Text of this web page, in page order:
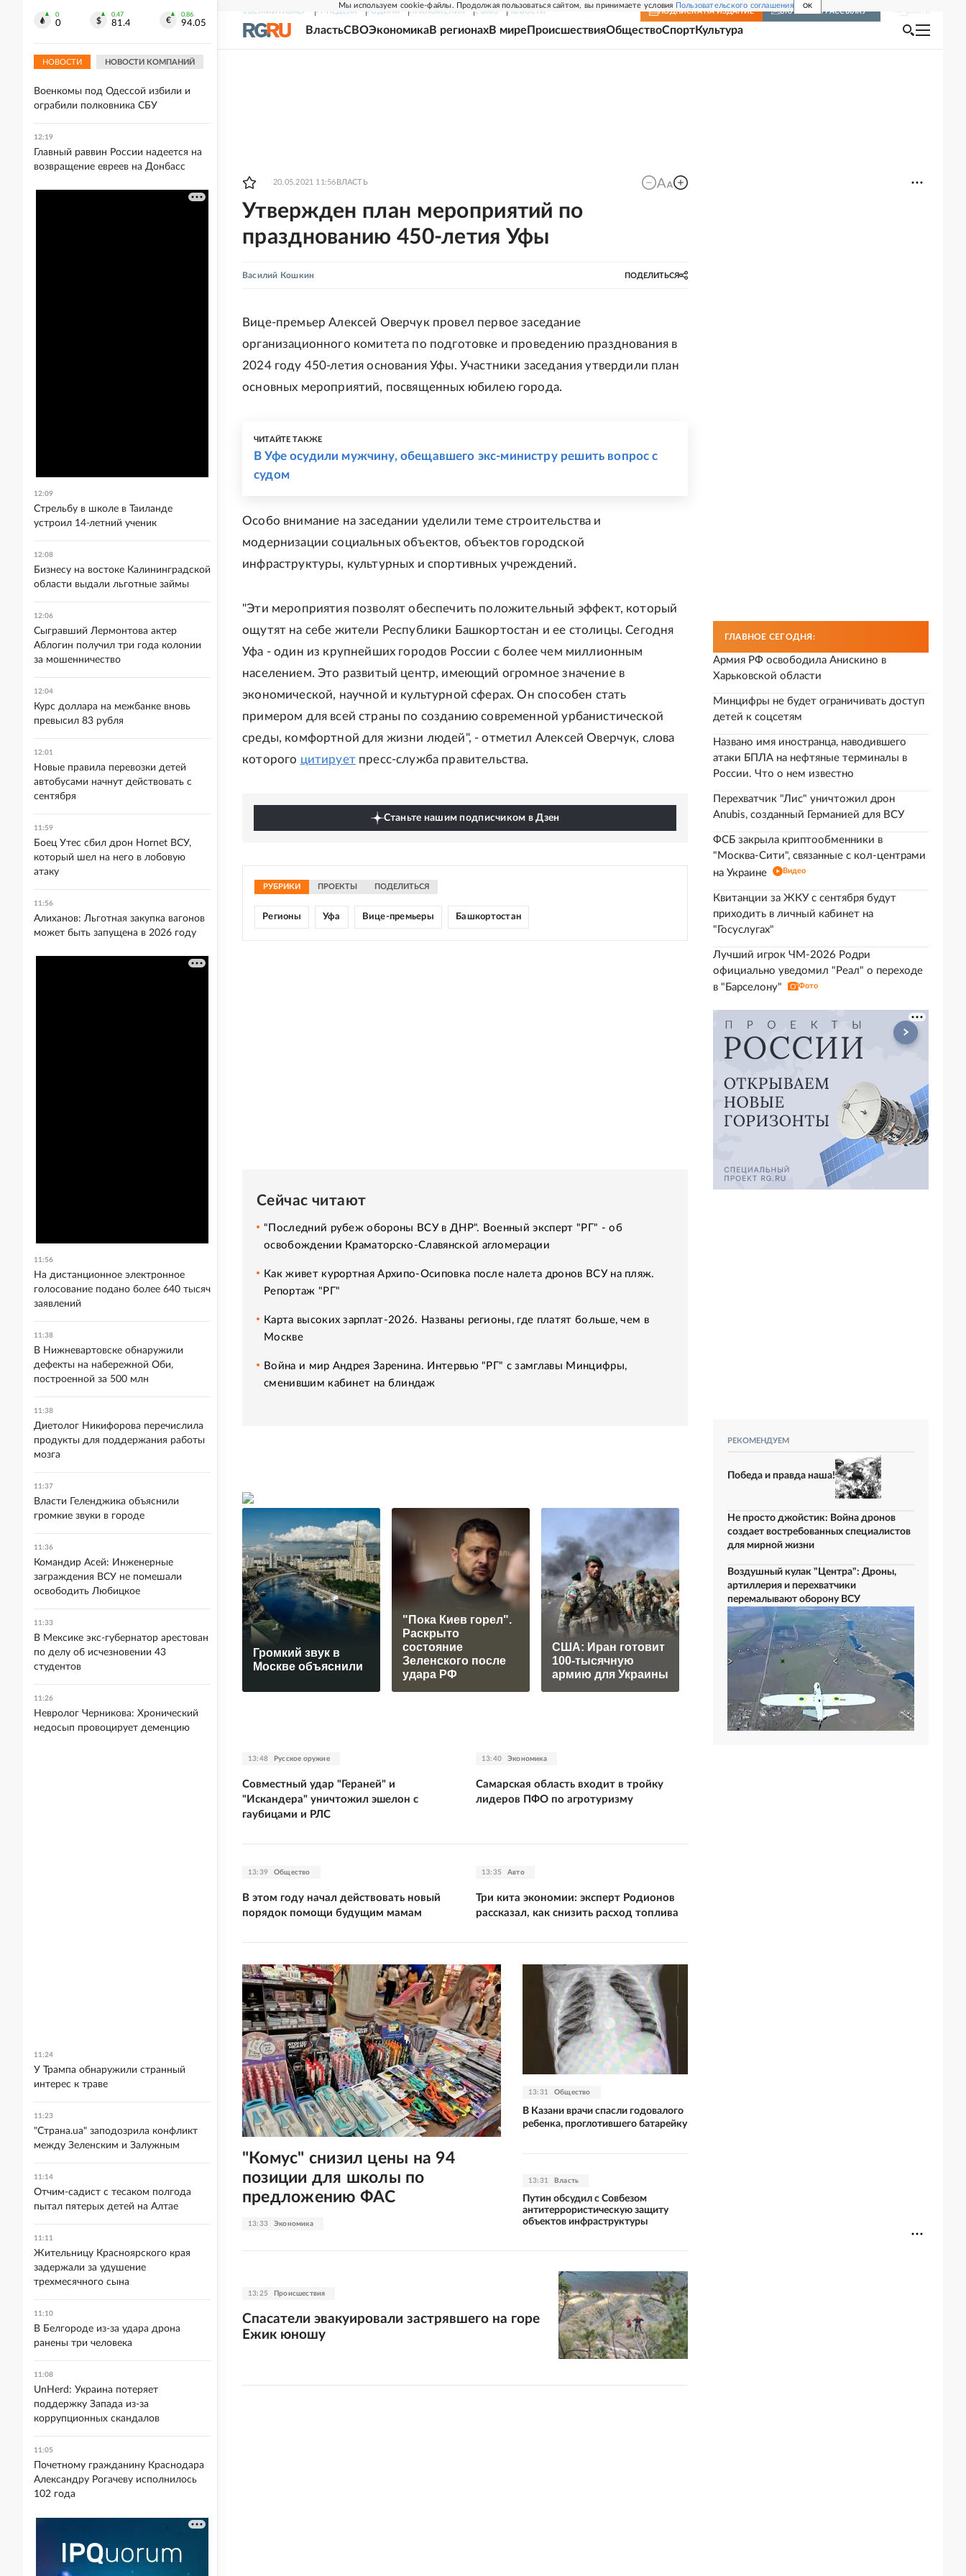
Мы используем cookie-файлы. Продолжая пользоваться сайтом, вы принимаете условия Пользовательского соглашения OK
СВЕЖИЙ НОМЕР РГ-НЕДЕЛЯ РОДИНА ПРИЛОЖЕНИЯ СОЮЗ НОВОСТИ ПОДПИСКА НА ИЗДАНИЕ ВКЛЮЧИТЬ РАССЫЛКУ
ВластьСВОЭкономикаВ регионахВ мире ПроисшествияОбществоСпортКультура
20.05.2021 11:56 ВЛАСТЬ
Утвержден план мероприятий по
празднованию 450-летия Уфы
Василий Кошкин ПОДЕЛИТЬСЯ
Вице-премьер Алексей Оверчук провел первое заседание
организационного комитета по подготовке и проведению празднования в
2024 году 450-летия основания Уфы. Участники заседания утвердили план
основных мероприятий, посвященных юбилею города.
ЧИТАЙТЕ ТАКЖЕ
В Уфе осудили мужчину, обещавшего экс-министру решить вопрос с
судом
Особо внимание на заседании уделили теме строительства и
модернизации социальных объектов, объектов городской
инфраструктуры, культурных и спортивных учреждений.
"Эти мероприятия позволят обеспечить положительный эффект, который
ощутят на себе жители Республики Башкортостан и ее столицы. Сегодня
Уфа - один из крупнейших городов России с более чем миллионным
населением. Это развитый центр, имеющий огромное значение в
экономической, научной и культурной сферах. Он способен стать
примером для всей страны по созданию современной урбанистической
среды, комфортной для жизни людей", - отметил Алексей Оверчук, слова
которого цитируетпресс-служба правительства.
Станьте нашим подписчиком в Дзен
РУБРИКИ ПРОЕКТЫ ПОДЕЛИТЬСЯ
Регионы Уфа Вице-премьеры Башкортостан
Сейчас читают
"Последний рубеж обороны ВСУ в ДНР". Военный эксперт "РГ" - об
освобождении Краматорско-Славянской агломерации
Как живет курортная Архипо-Осиповка после налета дронов ВСУ на пляж.
Репортаж "РГ"
Карта высоких зарплат-2026. Названы регионы, где платят больше, чем в
Москве
Война и мир Андрея Заренина. Интервью "РГ" с замглавы Минцифры,
сменившим кабинет на блиндаж
Громкий звук в
Москве объяснили
"Пока Киев горел".
Раскрыто
состояние
Зеленского после
удара РФ
США: Иран готовит
100-тысячную
армию для Украины
"Ее больше нет". В
США сделали
тревожное
заявление о России
«Это конец всего»:
Захарова
прокомментировал
а фестиваль в
Юрмале
13:48 Русское оружие
Совместный удар "Гераней" и
"Искандера" уничтожил эшелон с
гаубицами и РЛС
13:40 Экономика
Самарская область входит в тройку
лидеров ПФО по агротуризму
13:39 Общество
В этом году начал действовать новый
порядок помощи будущим мамам
13:35 Авто
Три кита экономии: эксперт Родионов
рассказал, как снизить расход топлива
13:33 Экономика
"Комус" снизил цены на 94
позиции для школы по
предложению ФАС
13:31 Общество
В Казани врачи спасли годовалого
ребенка, проглотившего батарейку
13:31 Власть
Путин обсудил с Совбезом
антитеррористическую защиту
объектов инфраструктуры
13:25 Происшествия
Спасатели эвакуировали застрявшего на горе
Ежик юношу
ГЛАВНОЕ СЕГОДНЯ:
Армия РФ освободила Анискино в
Харьковской области
Минцифры не будет ограничивать доступ
детей к соцсетям
Названо имя иностранца, наводившего
атаки БПЛА на нефтяные терминалы в
России. Что о нем известно
Перехватчик "Лис" уничтожил дрон
Anubis, созданный Германией для ВСУ
ФСБ закрыла криптообменники в
"Москва-Сити", связанные с кол-центрами
на Украине
Видео
Квитанции за ЖКУ с сентября будут
приходить в личный кабинет на
"Госуслугах"
Лучший игрок ЧМ-2026 Родри
официально уведомил "Реал" о переходе
в "Барселону"
Фото
РЕКОМЕНДУЕМ
Победа и правда наша!
Не просто джойстик: Война дронов
создает востребованных специалистов
для мирной жизни
Воздушный кулак "Центра": Дроны,
артиллерия и перехватчики
перемалывают оборону ВСУ
0
0
0.47
81.4
0.86
94.05
НОВОСТИ НОВОСТИ КОМПАНИЙ
Боец Берия рассказал о расстрелах
Военкомы под Одессой избили и
ограбили полковника СБУ
12:19
Главный раввин России надеется на
возвращение евреев на Донбасс
12:09
Стрельбу в школе в Таиланде
устроил 14-летний ученик
12:08
Бизнесу на востоке Калининградской
области выдали льготные займы
12:06
Сыгравший Лермонтова актер
Аблогин получил три года колонии
за мошенничество
12:04
Курс доллара на межбанке вновь
превысил 83 рубля
12:01
Новые правила перевозки детей
автобусами начнут действовать с
сентября
11:59
Боец Утес сбил дрон Hornet ВСУ,
который шел на него в лобовую
атаку
11:56
Алиханов: Льготная закупка вагонов
может быть запущена в 2026 году
11:56
На дистанционное электронное
голосование подано более 640 тысяч
заявлений
11:38
В Нижневартовске обнаружили
дефекты на набережной Оби,
построенной за 500 млн
11:38
Диетолог Никифорова перечислила
продукты для поддержания работы
мозга
11:37
Власти Геленджика объяснили
громкие звуки в городе
11:36
Командир Асей: Инженерные
заграждения ВСУ не помешали
освободить Любицкое
11:33
В Мексике экс-губернатор арестован
по делу об исчезновении 43
студентов
11:26
Невролог Черникова: Хронический
недосып провоцирует деменцию
11:24
У Трампа обнаружили странный
интерес к траве
11:23
"Страна.ua" заподозрила конфликт
между Зеленским и Залужным
11:14
Отчим-садист с тесаком полгода
пытал пятерых детей на Алтае
11:11
Жительницу Красноярского края
задержали за удушение
трехмесячного сына
11:10
В Белгороде из-за удара дрона
ранены три человека
11:08
UnHerd: Украина потеряет
поддержку Запада из-за
коррупционных скандалов
11:05
Почетному гражданину Краснодара
Александру Рогачеву исполнилось
102 года